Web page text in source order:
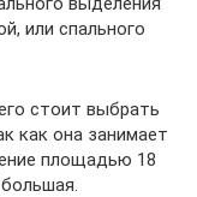
или спального
стоит выбрать
как она занимает
площадью 18